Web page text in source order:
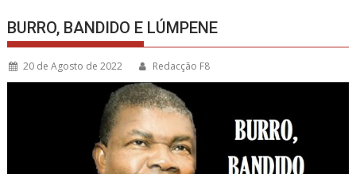
BURRO, BANDIDO E LÚMPENE
20 de Agosto de 2022 Redacção F8